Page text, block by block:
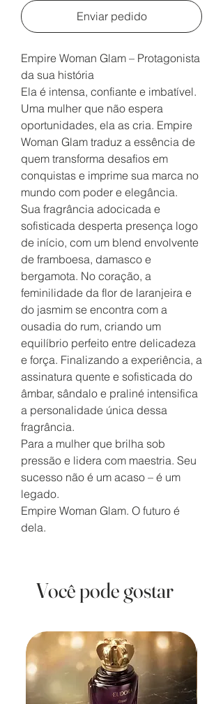
Enviar pedido
Empire Woman Glam – Protagonista
da sua história
Ela é intensa, confiante e imbatível.
Uma mulher que não espera
oportunidades, ela as cria. Empire
Woman Glam traduz a essência de
quem transforma desafios em
conquistas e imprime sua marca no
mundo com poder e elegância.
Sua fragrância adocicada e
sofisticada desperta presença logo
de início, com um blend envolvente
de framboesa, damasco e
bergamota. No coração, a
feminilidade da flor de laranjeira e
do jasmim se encontra com a
ousadia do rum, criando um
equilíbrio perfeito entre delicadeza
e força. Finalizando a experiência, a
assinatura quente e sofisticada do
âmbar, sândalo e praliné intensifica
a personalidade única dessa
fragrância.
Para a mulher que brilha sob
pressão e lidera com maestria. Seu
sucesso não é um acaso – é um
legado.
Empire Woman Glam. O futuro é
dela.
Você pode gostar